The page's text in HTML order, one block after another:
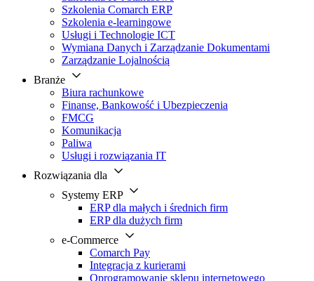
Szkolenia Comarch ERP
Szkolenia e-learningowe
Usługi i Technologie ICT
Wymiana Danych i Zarządzanie Dokumentami
Zarządzanie Lojalnością
Branże
Biura rachunkowe
Finanse, Bankowość i Ubezpieczenia
FMCG
Komunikacja
Paliwa
Usługi i rozwiązania IT
Rozwiązania dla
Systemy ERP
ERP dla małych i średnich firm
ERP dla dużych firm
e-Commerce
Comarch Pay
Integracja z kurierami
Oprogramowanie sklepu internetowego